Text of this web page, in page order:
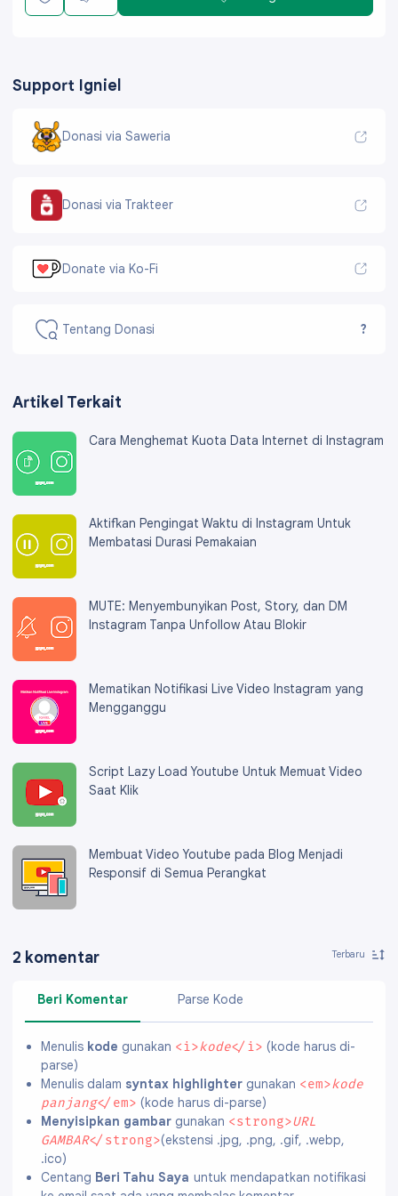
Support Igniel
Donasi via Saweria
Donasi via Trakteer
Donate via Ko-Fi
Tentang Donasi ?
Artikel Terkait
Cara Menghemat Kuota Data Internet di Instagram
Aktifkan Pengingat Waktu di Instagram Untuk
Membatasi Durasi Pemakaian
MUTE: Menyembunyikan Post, Story, dan DM
Instagram Tanpa Unfollow Atau Blokir
Mematikan Notifikasi Live Video Instagram yang
Mengganggu
Script Lazy Load Youtube Untuk Memuat Video
Saat Klik
Membuat Video Youtube pada Blog Menjadi
Responsif di Semua Perangkat
2 komentar
Beri Komentar Parse Kode
Menulis kode gunakan <i>kode</i> (kode harus di-
parse)
Menulis dalam syntax highlightergunakan <em>kode
panjang</em> (kode harus di-parse)
Menyisipkan gambargunakan <strong>URL
GAMBAR</strong>(ekstensi .jpg, .png, .gif, .webp,
.ico)
Centang Beri Tahu Saya untuk mendapatkan notifikasi